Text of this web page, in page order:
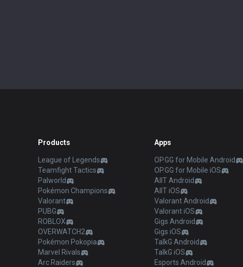
Products
League of Legends
Teamfight Tactics
Palworld
Pokémon Champions
Valorant
PUBG
ROBLOX
OVERWATCH2
Pokémon Pokopia
Marvel Rivals
Arc Raiders
Apps
OP.GG for Mobile Android
OP.GG for Mobile iOS
AllT Android
AllT iOS
Valorant Android
Valorant iOS
Gigs Android
Gigs iOS
TalkG Android
TalkG iOS
Esports Android